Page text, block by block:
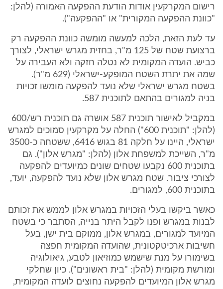
רישום המקרקעין אודות הודעת ההפקעה האמורה (להלן:
"כוונת ההפקעה המקורית" או "ההפקעה").
עד לעת הזאת, הלכה למעשה מומשה כוונת ההפקעה רק
ברצועת שטח של 125 מ"ר, בחזית מגרש ישראלי, לצורך
כביש. הועדה המקומית לא נטלה חזקה ולא העבירה על
שמה את יתרת השטח המופקע-ישראלי (629 מ"ר).
בשטח מגרש ישראלי שלא נועד להפקעה מומשו זכויות
בניה למגורים בהתאם לתוכנית 587.
במקביל לאישור תוכנית 587 אושרה גם תוכנית רש/600
(להלן: "תוכנית 600") החלה על מקרקעין סמוכים למגרש
ישראלי, היינו על חלקה 81 בגוש 6416, ששטחה כ-3500
מ"ר, השייכת למשפחת אלון (להלן: "מגרש אלון"). גם
בתוכנית 600 נקבעו שטחים שונים כמיועדים להפקעה
לצורכי ציבור. שטח מגרש אלון שלא נועד להפקעה, יועד,
בתוכנית 600, למגורים.
כאשר ביקשו בעלי הזכויות במגרש אלון לממש את זכותם
לבנות במגרש ופנו לקבל היתר בנייה, הסתבר כי בשטח
המיועד למגורים, במגרש אלון, ממוקם בית ישן, בעל
חשיבות ארכיטקטונית, שהועדה המקומית חפצה
בשימורו על מנת שישמש כמוזיאון לטבע, גיאולוגיה
ומורשת מקומית (להלן: "בית ראשונים"). כיון שחלקי
מגרש אלון המיועדים להפקעה נחוצים לועדה המקומית,